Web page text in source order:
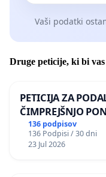
Vaši podatki
Druge peticije, ki bi
PETICIJA ZA
ČIMPREJŠNJO
BERNARDA
REPUBLIKE
136 podpisov
136 Podpisi / 30 dni
23 Jul 2026